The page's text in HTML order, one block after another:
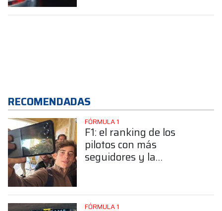
RECOMENDADAS
FÓRMULA 1
F1: el ranking de los
pilotos con más
seguidores y la
FÓRMULA 1